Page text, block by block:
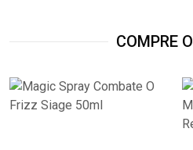
COMPRE O